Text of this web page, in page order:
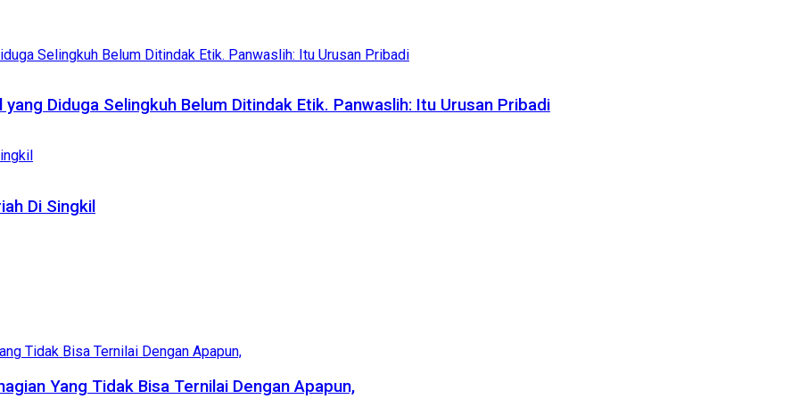
Diduga Selingkuh Belum Ditindak Etik. Panwaslih: Itu Urusan Pribadi
Di Singkil
Yang Tidak Bisa Ternilai Dengan Apapun,